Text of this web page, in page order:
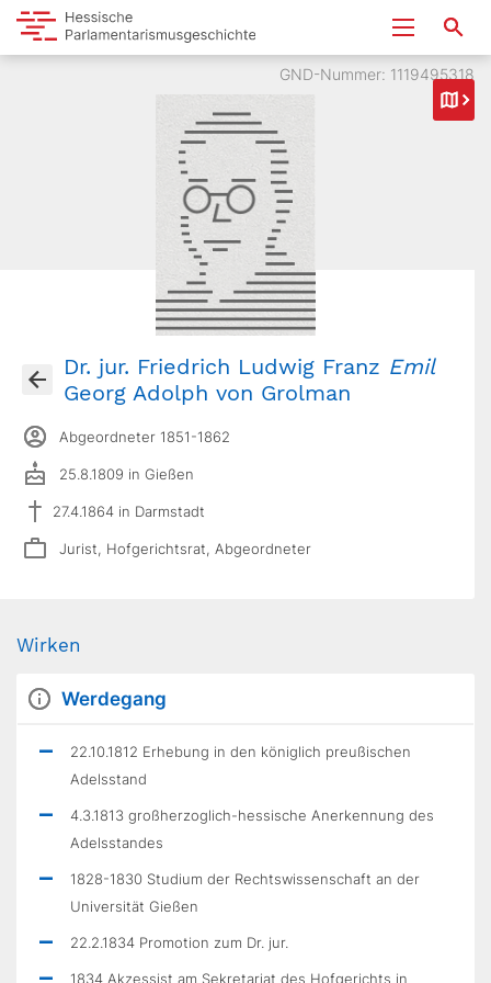
GND-Nummer: 1119495318
Dr. jur. Friedrich Ludwig Franz Emil
Georg Adolph von Grolman
Abgeordneter 1851-1862
25.8.1809 in Gießen
27.4.1864 in Darmstadt
Jurist, Hofgerichtsrat, Abgeordneter
Wirken
Werdegang
22.10.1812 Erhebung in den königlich preußischen
Adelsstand
4.3.1813 großherzoglich-hessische Anerkennung des
Adelsstandes
1828-1830 Studium der Rechtswissenschaft an der
Universität Gießen
22.2.1834 Promotion zum Dr. jur.
1834 Akzessist am Sekretariat des Hofgerichts in